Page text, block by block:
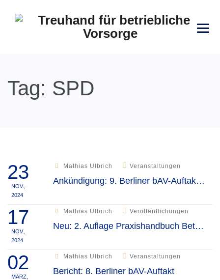
Tag: SPD
23
NOV.,
2024
Mathias Ulbrich Veranstaltungen
Ankündigung: 9. Berliner bAV-Auftakt 2025, Berlin
17
NOV.,
2024
Mathias Ulbrich Veröffentlichungen
Neu: 2. Auflage Praxishandbuch Betriebliche Altersversorgung und Zeitwertkonten
02
MÄRZ,
Mathias Ulbrich Veranstaltungen
Bericht: 8. Berliner bAV-Auftakt